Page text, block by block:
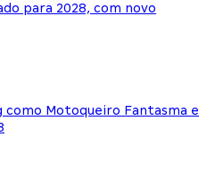
para 2028, com novo
como Motoqueiro Fantasma e